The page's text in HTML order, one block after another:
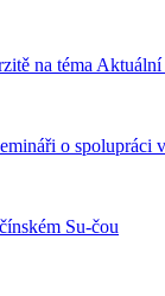
na téma
o spolupráci
Su-čou